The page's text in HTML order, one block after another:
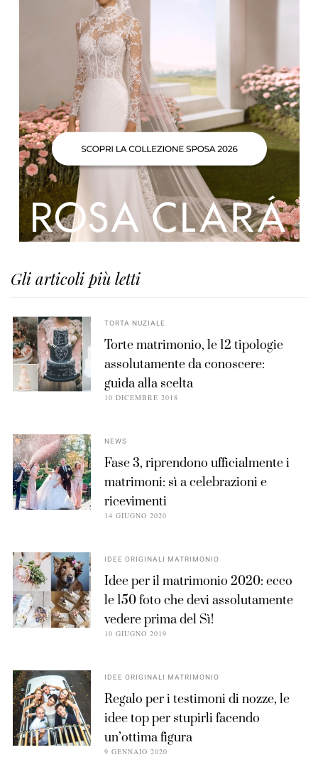
Gli articoli più letti
TORTA NUZIALE
Torte matrimonio, le 12 tipologie
assolutamente da conoscere:
guida alla scelta
10 DICEMBRE 2018
NEWS
Fase 3, riprendono ufficialmente i
matrimoni: sì a celebrazioni e
ricevimenti
14 GIUGNO 2020
IDEE ORIGINALI MATRIMONIO
Idee per il matrimonio 2020: ecco
le 150 foto che devi assolutamente
vedere prima del Sì!
10 GIUGNO 2019
IDEE ORIGINALI MATRIMONIO
Regalo per i testimoni di nozze, le
idee top per stupirli facendo
un’ottima figura
9 GENNAIO 2020